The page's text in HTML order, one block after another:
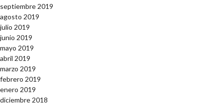
septiembre 2019
agosto 2019
julio 2019
junio 2019
mayo 2019
abril 2019
marzo 2019
febrero 2019
enero 2019
diciembre 2018